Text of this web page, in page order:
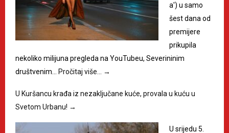
a') u samo
šest dana od
premijere
prikupila
nekoliko milijuna pregleda na YouTubeu, Severininim
društvenim…
Pročitaj više… →
U Kuršancu krađa iz nezaključane kuće, provala u kuću u
Svetom Urbanu! →
U srijedu 5.